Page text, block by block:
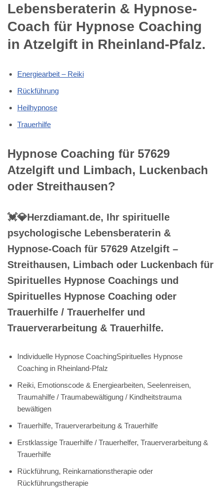
Lebensberaterin & Hypnose-
Coach für Hypnose Coaching
in Atzelgift in Rheinland-Pfalz.
Energiearbeit – Reiki
Rückführung
Heilhypnose
Trauerhilfe
Hypnose Coaching für 57629
Atzelgift und Limbach, Luckenbach
oder Streithausen?
💓️💎Herzdiamant.de, Ihr spirituelle
psychologische Lebensberaterin &
Hypnose-Coach für 57629 Atzelgift –
Streithausen, Limbach oder Luckenbach für
Spirituelles Hypnose Coachings und
Spirituelles Hypnose Coaching oder
Trauerhilfe / Trauerhelfer und
Trauerverarbeitung & Trauerhilfe.
Individuelle Hypnose CoachingSpirituelles Hypnose
Coaching in Rheinland-Pfalz
Reiki, Emotionscode & Energiearbeiten, Seelenreisen,
Traumahilfe / Traumabewältigung / Kindheitstrauma
bewältigen
Trauerhilfe, Trauerverarbeitung & Trauerhilfe
Erstklassige Trauerhilfe / Trauerhelfer, Trauerverarbeitung &
Trauerhilfe
Rückführung, Reinkarnationstherapie oder
Rückführungstherapie